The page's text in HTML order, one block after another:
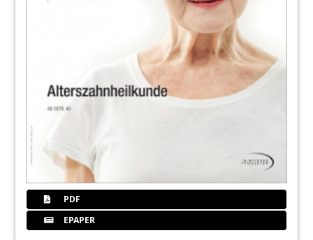
PDF
EPAPER